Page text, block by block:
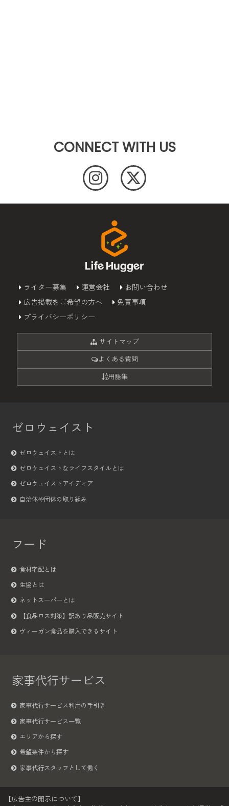
CONNECT WITH US
ライター募集 運営会社
お問い合わせ
広告掲載をご希望の方へ
免責事項
プライバシーポリシー
サイトマップ
よくある質問
用語集
ゼロウェイスト
ゼロウェイストとは
ゼロウェイストなライフスタイルとは
ゼロウェイストアイディア
自治体や団体の取り組み
フード
食材宅配とは
生協とは
ネットスーパーとは
【食品ロス対策】訳あり品販売サイト
ヴィーガン食品を購入できるサイト
家事代行サービス
家事代行サービス利用の手引き
家事代行サービス一覧
エリアから探す
希望条件から探す
家事代行スタッフとして働く
【広告主の開示について】